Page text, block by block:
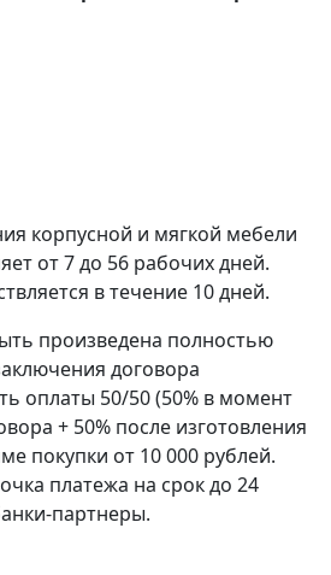
корпусной и мягкой мебели
от 7 до 56 рабочих дней.
в течение 10 дней.
произведена полностью
договора
оплаты 50/50 (50% в момент
+ 50% после изготовления
покупки от 10 000 рублей.
платежа на срок до 24
партнеры.